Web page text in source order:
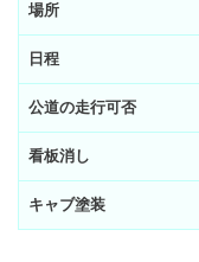
場所
日程
公道の走行可否
看板消し
キャブ塗装